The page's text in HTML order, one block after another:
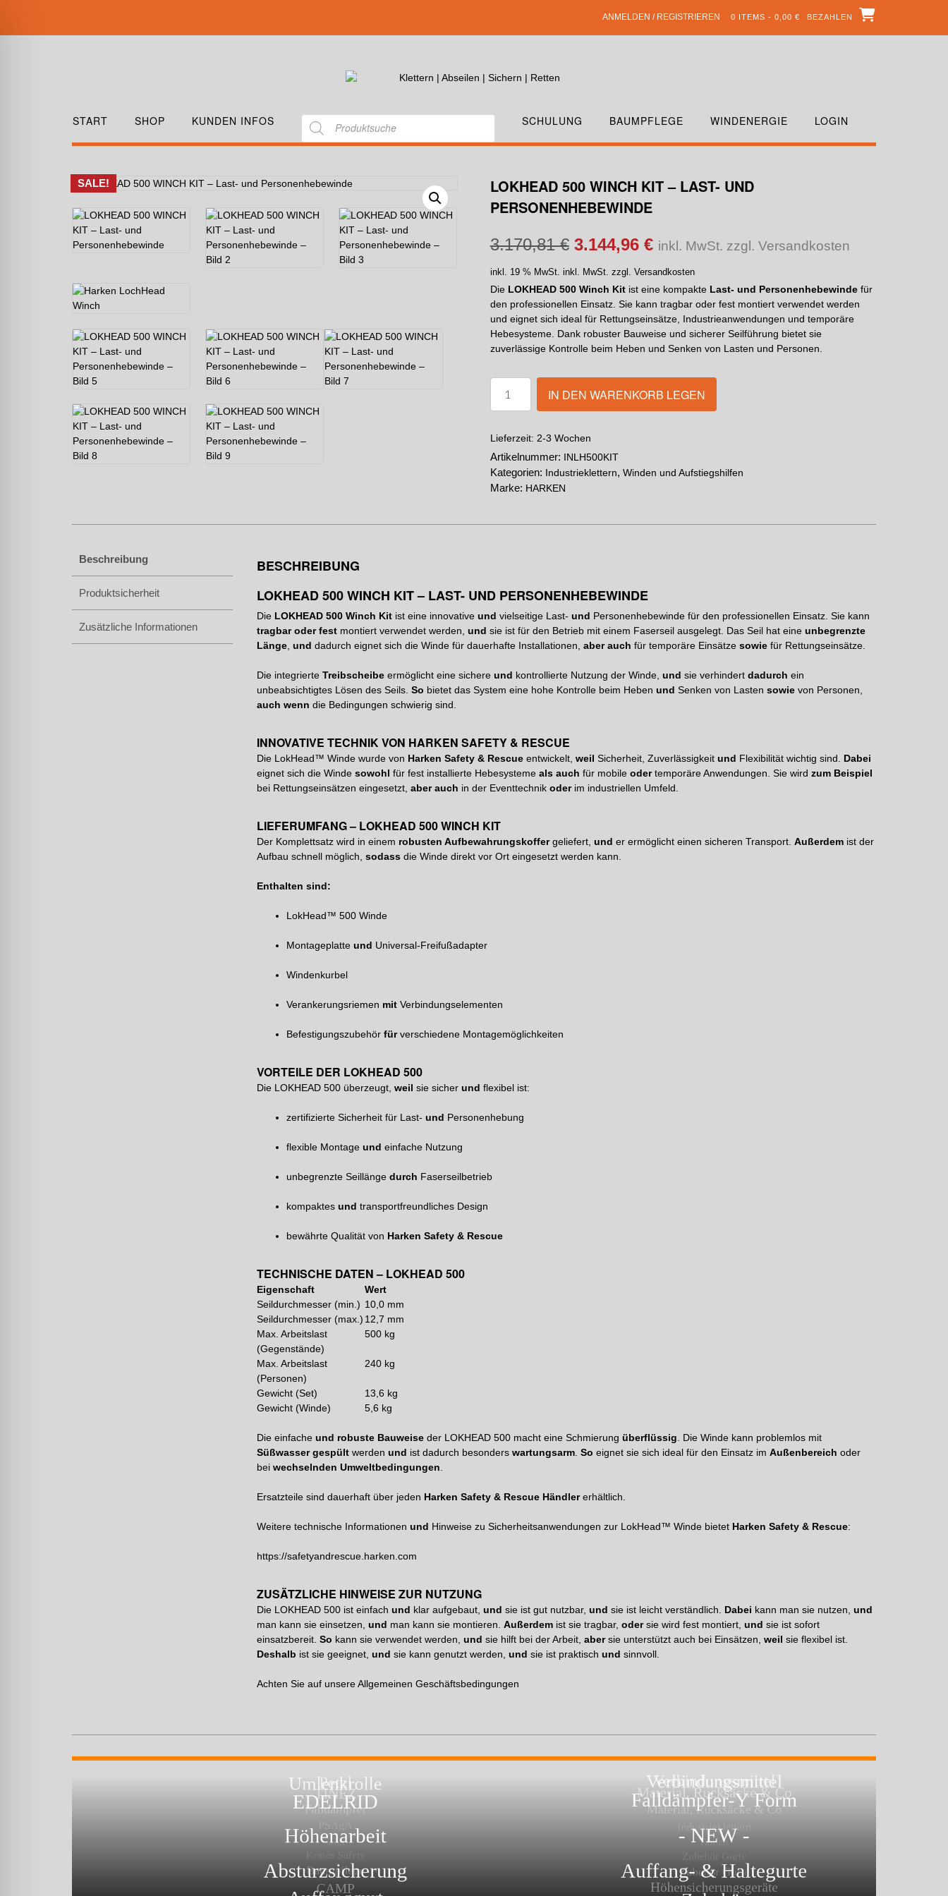
ANMELDEN / REGISTRIEREN 0 ITEMS - 0,00 € BEZAHLEN
START SHOP KUNDEN INFOS SCHULUNG BAUMPFLEGE WINDENERGIE LOGIN
SALE!
LOKHEAD 500 WINCH KIT – LAST- UND
PERSONENHEBEWINDE
3.170,81€ 3.144,96 € inkl. MwSt. zzgl. Versandkosten
inkl. 19 % MwSt. inkl. MwSt. zzgl. Versandkosten
Die LOKHEAD 500 Winch Kitist eine kompakte Last- und Personenhebewindefür
den professionellen Einsatz. Sie kann tragbar oder fest montiert verwendet werden
und eignet sich ideal für Rettungseinsätze, Industrieanwendungen und temporäre
Hebesysteme. Dank robuster Bauweise und sicherer Seilführung bietet sie
zuverlässige Kontrolle beim Heben und Senken von Lasten und Personen.
IN DEN WARENKORB LEGEN
Lieferzeit: 2-3 Wochen
Artikelnummer: INLH500KIT
Kategorien: Industrieklettern, Winden und Aufstiegshilfen
Marke: HARKEN
Beschreibung
Produktsicherheit
Zusätzliche Informationen
BESCHREIBUNG
LOKHEAD 500 WINCH KIT – LAST- UND PERSONENHEBEWINDE
Die LOKHEAD 500 Winch Kit ist eine innovativeund vielseitige Last-und Personenhebewinde für den professionellen Einsatz. Sie kann
tragbar oder fest montiert verwendet werden,und sie ist für den Betrieb mit einem Faserseil ausgelegt. Das Seil hat eineunbegrenzte
Länge ,und dadurch eignet sich die Winde für dauerhafte Installationen,aber auch für temporäre Einsätzesowie für Rettungseinsätze.
Die integrierteTreibscheibe ermöglicht eine sichereund kontrollierte Nutzung der Winde,und sie verhindertdadurch ein
unbeabsichtigtes Lösen des Seils.So bietet das System eine hohe Kontrolle beim Hebenund Senken von Lastensowie von Personen,
auch wenn die Bedingungen schwierig sind.
INNOVATIVE TECHNIK VON HARKEN SAFETY & RESCUE
Die LokHead™ Winde wurde von Harken Safety & Rescue entwickelt,weil Sicherheit, Zuverlässigkeitund Flexibilität wichtig sind. Dabei
eignet sich die Windesowohl für fest installierte Hebesystemeals auch für mobileodertemporäre Anwendungen. Sie wirdzum Beispiel
bei Rettungseinsätzen eingesetzt,aber auch in der Eventtechnikoderim industriellen Umfeld.
LIEFERUMFANG – LOKHEAD 500 WINCH KIT
Der Komplettsatz wird in einem robusten Aufbewahrungskoffergeliefert,und er ermöglicht einen sicheren Transport.Außerdem ist der
Aufbau schnell möglich,sodass die Winde direkt vor Ort eingesetzt werden kann.
Enthalten sind:
LokHead™ 500 Winde
Montageplatteund Universal-Freifußadapter
Windenkurbel
Verankerungsriemen mit Verbindungselementen
Befestigungszubehörfürverschiedene Montagemöglichkeiten
VORTEILE DER LOKHEAD 500
Die LOKHEAD 500 überzeugt,weil sie sicherund flexibel ist:
zertifizierte Sicherheit für Last-und Personenhebung
flexible Montageund einfache Nutzung
unbegrenzte Seillängedurch Faserseilbetrieb
kompaktesund transportfreundliches Design
bewährte Qualität von Harken Safety & Rescue
TECHNISCHE DATEN – LOKHEAD 500
Eigenschaft
Wert
Seildurchmesser (min.) 10,0 mm
Seildurchmesser (max.) 12,7 mm
Max. Arbeitslast
(Gegenstände)
500 kg
Max. Arbeitslast
(Personen)
240 kg
Gewicht (Set)
13,6 kg
Gewicht (Winde)
5,6 kg
Die einfacheund robuste Bauweise der LOKHEAD 500 macht eine Schmierungüberflüssig . Die Winde kann problemlos mit
Süßwasser gespült werdenund ist dadurch besonderswartungsarm .So eignet sie sich ideal für den Einsatz imAußenbereich oder
beiwechselnden Umweltbedingungen
Ersatzteile sind dauerhaft über jeden Harken Safety & Rescue Händlererhältlich.
Weitere technische Informationenund Hinweise zu Sicherheitsanwendungen zur LokHead™ Winde bietet Harken Safety & Rescue:
https://safetyandrescue.harken.com
ZUSÄTZLICHE HINWEISE ZUR NUTZUNG
Die LOKHEAD 500 ist einfachund klar aufgebaut,und sie ist gut nutzbar,und sie ist leicht verständlich. Dabei kann man sie nutzen,und
man kann sie einsetzen,und man kann sie montieren.Außerdem ist sie tragbar,odersie wird fest montiert,und sie ist sofort
einsatzbereit.So kann sie verwendet werden,und sie hilft bei der Arbeit,abersie unterstützt auch bei Einsätzen,weil sie flexibel ist.
Deshalb ist sie geeignet,und sie kann genutzt werden,und sie ist praktischund sinnvoll.
Achten Sie auf unsereAllgemeinen Geschäftsbedingungen